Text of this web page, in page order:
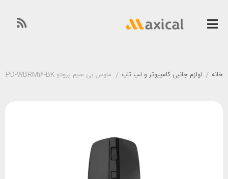
خانه / لوازم جانبی کامپیوتر و لپ تاپ / ماوس بی سیم پرودو Porodo PD-WBRM16-BK